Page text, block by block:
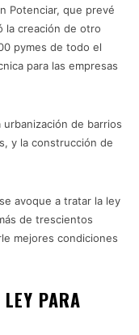
Potenciar, que prevé
la creación de otro
pymes de todo el
para las empresas
urbanización de barrios
y la construcción de
avoque a tratar la ley
de trescientos
mejores condiciones
PARA